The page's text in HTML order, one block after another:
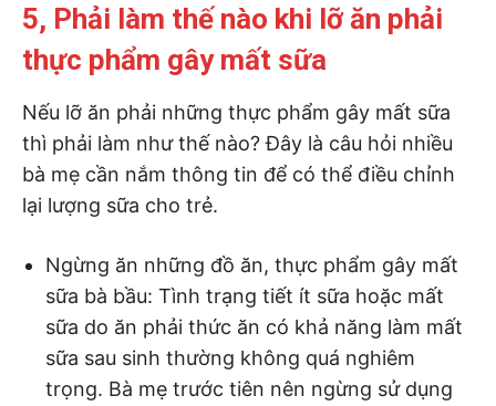
5, Phải làm thế nào khi lỡ ăn phải
thực phẩm gây mất sữa
Nếu lỡ ăn phải những thực phẩm gây mất sữa
thì phải làm như thế nào? Đây là câu hỏi nhiều
bà mẹ cần nắm thông tin để có thể điều chỉnh
lại lượng sữa cho trẻ.
Ngừng ăn những đồ ăn, thực phẩm gây mất
sữa bà bầu: Tình trạng tiết ít sữa hoặc mất
sữa do ăn phải thức ăn có khả năng làm mất
sữa sau sinh thường không quá nghiêm
trọng. Bà mẹ trước tiên nên ngừng sử dụng